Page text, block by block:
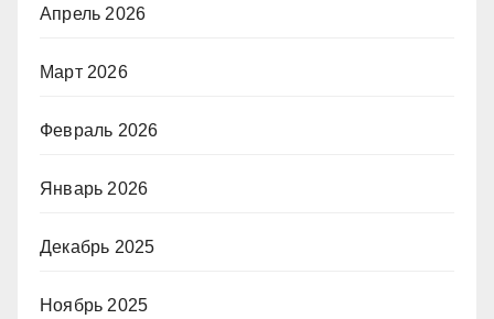
Апрель 2026
Март 2026
Февраль 2026
Январь 2026
Декабрь 2025
Ноябрь 2025